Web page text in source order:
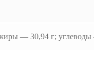
— 30,94 г;